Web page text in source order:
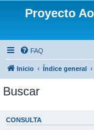
Proyecto
FAQ
Inicio Índice general
Buscar
CONSULTA